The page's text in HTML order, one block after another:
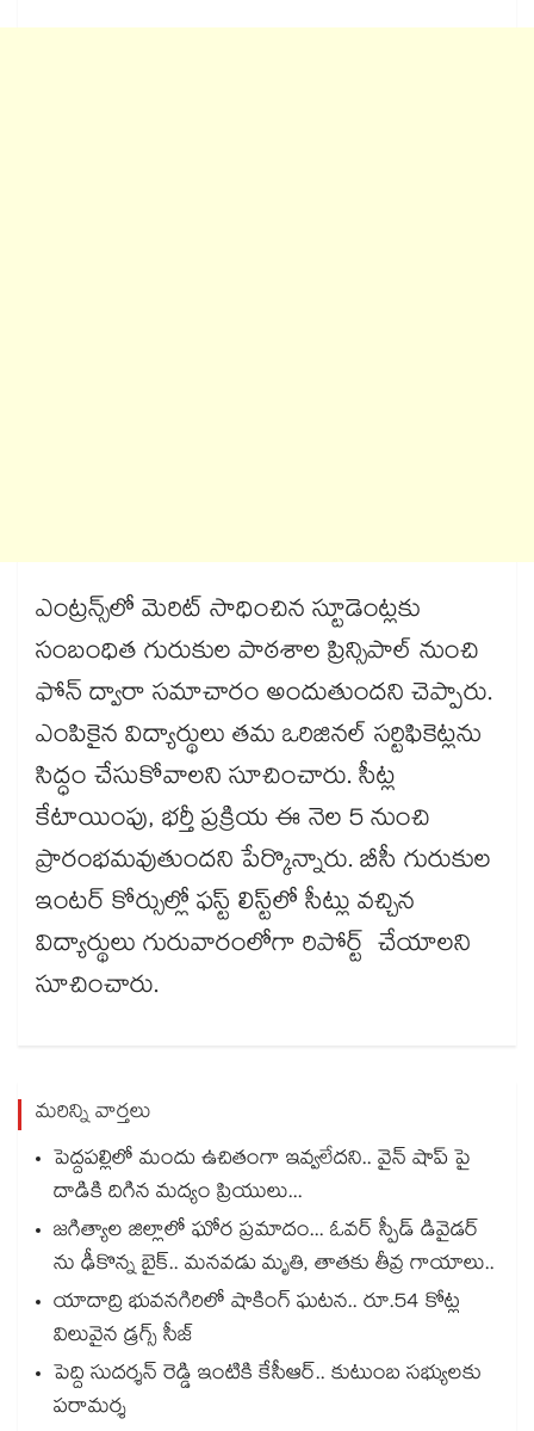
ఎంట్రన్స్‌‌లో మెరిట్ సాధించిన స్టూడెంట్లకు
సంబంధిత గురుకుల పాఠశాల ప్రిన్సిపాల్ నుంచి
ఫోన్ ద్వారా సమాచారం అందుతుందని చెప్పారు.
ఎంపికైన విద్యార్థులు తమ ఒరిజినల్ సర్టిఫికెట్లను
సిద్ధం చేసుకోవాలని సూచించారు. సీట్ల
కేటాయింపు, భర్తీ ప్రక్రియ ఈ నెల 5 నుంచి
ప్రారంభమవుతుందని పేర్కొన్నారు. బీసీ గురుకుల
ఇంటర్ కోర్సుల్లో ఫస్ట్ లిస్ట్‌‌లో సీట్లు వచ్చిన
విద్యార్థులు గురువారంలోగా రిపోర్ట్ చేయాలని
సూచించారు.
మరిన్ని వార్తలు
పెద్దపల్లిలో మందు ఉచితంగా ఇవ్వలేదని.. వైన్ షాప్ పై
దాడికి దిగిన మద్యం ప్రియులు...
జగిత్యాల జిల్లాలో ఘోర ప్రమాదం... ఓవర్ స్పీడ్ డివైడర్
ను ఢీకొన్న బైక్.. మనవడు మృతి, తాతకు తీవ్ర గాయాలు..
యాదాద్రి భువనగిరిలో షాకింగ్ ఘటన.. రూ.54 కోట్ల
విలువైన డ్రగ్స్ సీజ్
పెద్ది సుదర్శన్ రెడ్డి ఇంటికి కేసీఆర్.. కుటుంబ సభ్యులకు
పరామర్శ